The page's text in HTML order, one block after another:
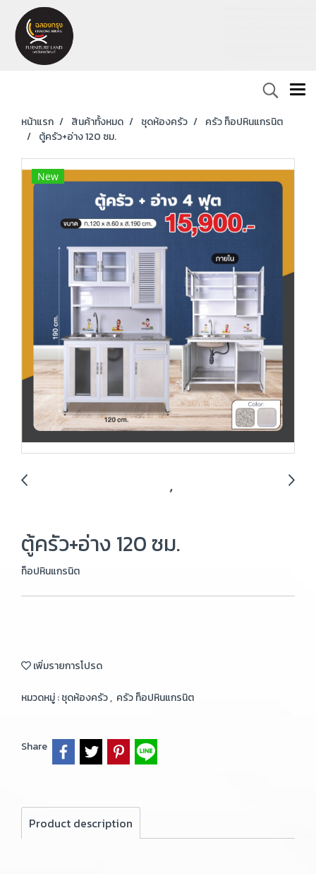
หน้าแรก สินค้าทั้งหมด ชุดห้องครัว
ครัว ท็อปหินแกรนิต
ตู้ครัว+อ่าง 120 ซม.
New
ตู้ครัว+อ่าง 120 ซม.
ท็อปหินแกรนิต
เพิ่มรายการโปรด
หมวดหมู่ :ชุดห้องครัว, ครัว ท็อปหินแกรนิต
Share
Product description